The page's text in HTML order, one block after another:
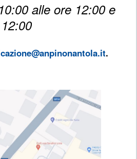
alle ore 12:00 e
.